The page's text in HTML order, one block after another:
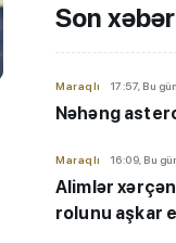
Son
Maraqlı 17:57, Bu gün
Nəhəng
Maraqlı 16:09, Bu
Alimlər
rolunu aşkar